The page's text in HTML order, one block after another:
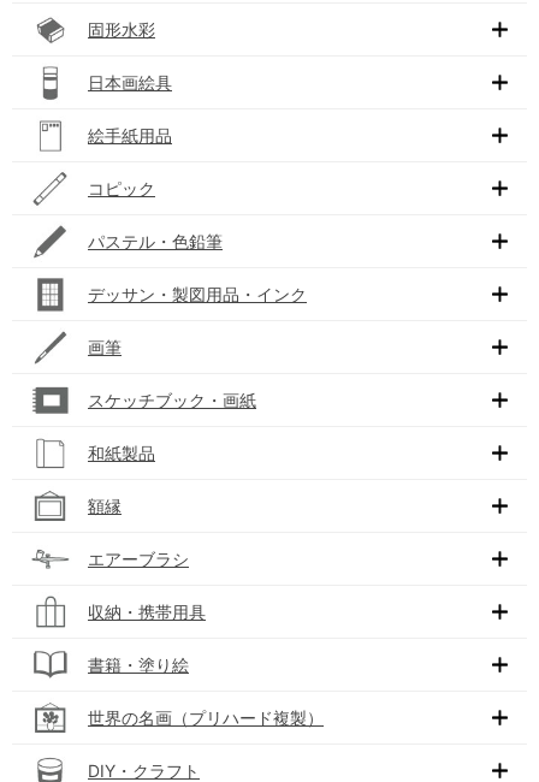
固形水彩
日本画絵具
絵手紙用品
コピック
パステル・色鉛筆
デッサン・製図用品・インク
画筆
スケッチブック・画紙
和紙製品
額縁
エアーブラシ
収納・携帯用具
書籍・塗り絵
世界の名画（プリハード複製）
DIY・クラフト